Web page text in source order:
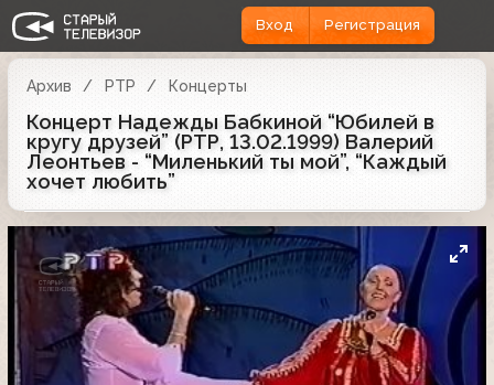
Вход Регистрация
Архив РТР Концерты
Концерт Надежды Бабкиной “Юбилей в
кругу друзей” (РТР, 13.02.1999) Валерий
Леонтьев - “Миленький ты мой”, “Каждый
хочет любить”